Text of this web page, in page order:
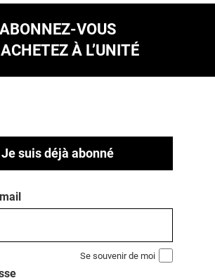
ABONNEZ-VOUS
À L’UNITÉ
Je suis déjà abonné
Se souvenir de moi